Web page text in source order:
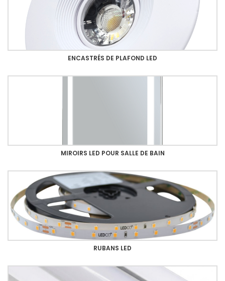
ENCASTRÉS DE PLAFOND LED
MIROIRS LED POUR SALLE DE BAIN
RUBANS LED